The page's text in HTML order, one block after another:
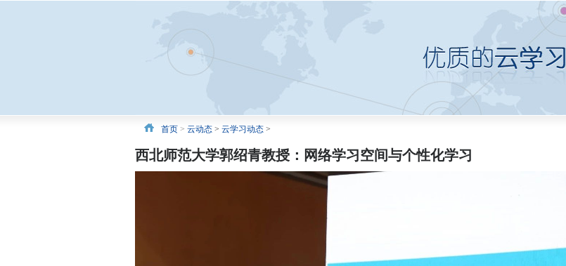
首页 > 云动态 > 云学习动态 >
西北师范大学郭绍青教授：网络学习空间与个性化学习